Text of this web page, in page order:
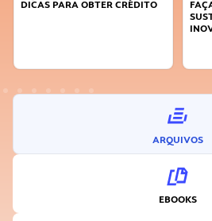
DICAS PARA OBTER CRÉDITO
ARQUIVOS
EBOOKS